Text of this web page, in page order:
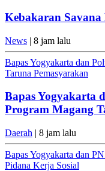
Kebakaran
News | 8 jam lalu
Bapas Yogyakarta dan
Taruna Pemasyarakan
Bapas Yogyakarta
Program Magang
Daerah | 8 jam lalu
Bapas Yogyakarta dan
Pidana Kerja Sosial